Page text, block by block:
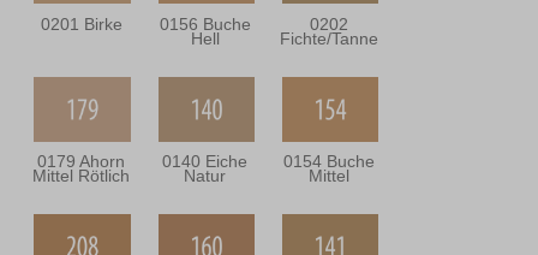
0201 Birke 0156 Buche
Hell
0202
Fichte/Tanne
0179 Ahorn
Mittel Rötlich
0140 Eiche
Natur
0154 Buche
Mittel